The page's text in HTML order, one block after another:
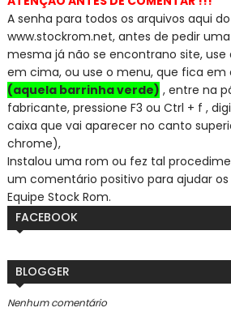
A senha para todos os arquivos aqui
www.stockrom.net, antes de pedir
mesma já não se encontrano site, use
em cima, ou use o menu, que fica
(aquela barrinha verde) , entre na
fabricante, pressione F3 ou Ctrl + f ,
caixa que vai aparecer no canto
chrome),
Instalou uma rom ou fez tal
um comentário positivo para ajudar os
Equipe Stock Rom.
FACEBOOK
BLOGGER
Nenhum comentário